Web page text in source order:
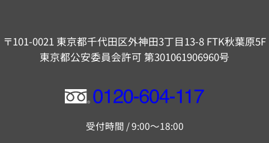
〒101-0021 東京都千代田区外神田3丁目13-8 FTK秋葉原5F
東京都公安委員会許可 第301061906960号
フ
ー
受付時間 / 9:00～18:00